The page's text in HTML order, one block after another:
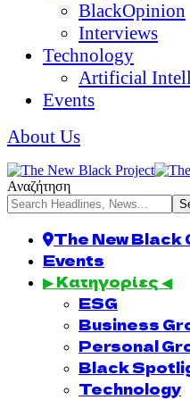
BlackOpinion
Interviews
Technology
Artificial
Events
About Us
Αναζήτηση
The New Black
Events
▶ Κατηγορίες ◀
ESG
Business
Personal
Black
Technology